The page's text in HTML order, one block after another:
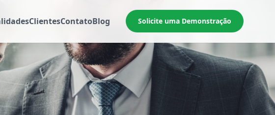
ClientesContatoBlog Solicite uma Demonstração